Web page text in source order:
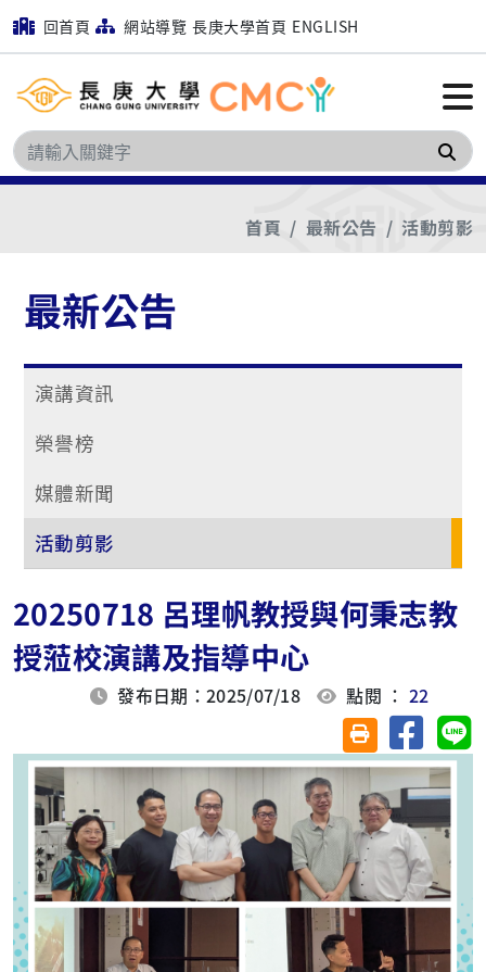
回首頁 網站導覽 長庚大學首頁 ENGLISH
搜
首頁 最新公告 活動剪影
最新公告
演講資訊
榮譽榜
媒體新聞
活動剪影
20250718 呂理帆教授與何秉志教
授蒞校演講及指導中心
發布日期：2025/07/18 點閱 ：22
友善列印(另開視
分享至